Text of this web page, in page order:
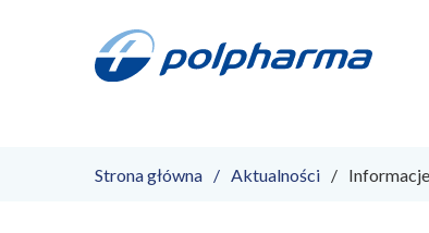
Strona główna Aktualności